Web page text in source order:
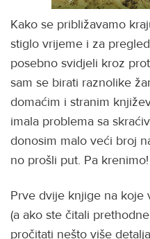
Kako se približavamo
stiglo vrijeme i za
posebno svidjeli kroz
sam se birati raznolike
domaćim i stranim
imala problema sa
donosim malo veći broj
no prošli put. Pa krenimo!
Prve dvije knjige na koje
(a ako ste čitali
pročitati nešto više